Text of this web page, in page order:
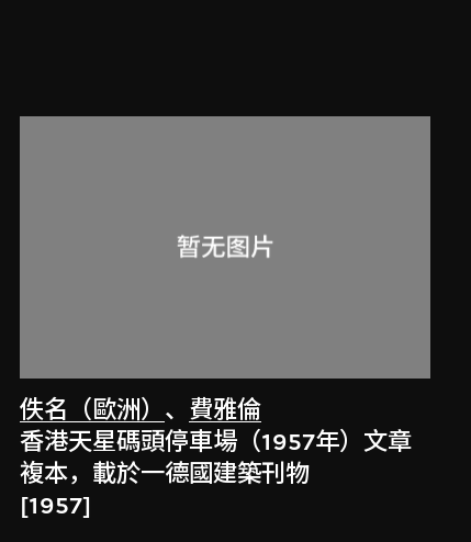
佚名（歐洲） 、 費雅倫
香港天星碼頭停車場（1957年）文章
複本，載於一德國建築刊物
[1957]